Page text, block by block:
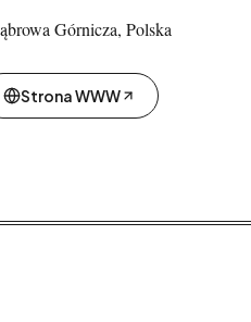
Górnicza, Polska
Strona WWW